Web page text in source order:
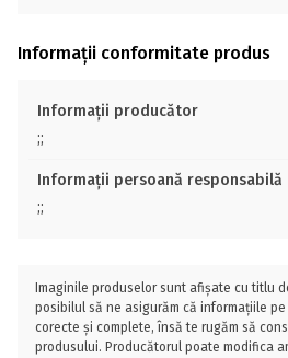
Informații conformitate produs
Informații producător
;;
Informații persoană responsabilă
;;
Imaginile produselor sunt afișate cu titlu
posibilul să ne asigurăm că informațiile
corecte și complete, însă te rugăm să
produsului. Producătorul poate modifica